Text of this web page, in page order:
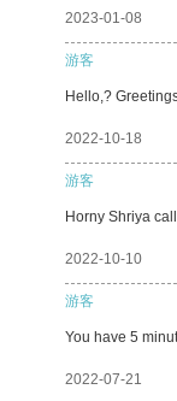
2023-01-08
游客
Hello,?
2022-10-18
游客
Horny Shriya
2022-10-10
游客
You have 5
2022-07-21